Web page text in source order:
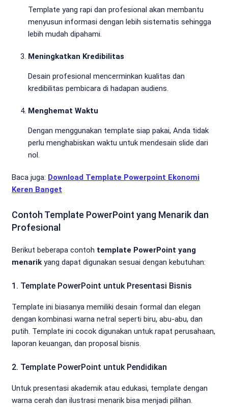
Template yang rapi dan profesional akan membantu
menyusun informasi dengan lebih sistematis sehingga
lebih mudah dipahami.
Meningkatkan Kredibilitas
Desain profesional mencerminkan kualitas dan
kredibilitas pembicara di hadapan audiens.
Menghemat Waktu
Dengan menggunakan template siap pakai, Anda tidak
perlu menghabiskan waktu untuk mendesain slide dari
nol.
Baca juga: Download Template Powerpoint Ekonomi
Keren Banget
Contoh Template PowerPoint yang Menarik dan
Profesional
Berikut beberapa contoh template PowerPoint yang
menarik yang dapat digunakan sesuai dengan kebutuhan:
1. Template PowerPoint untuk Presentasi Bisnis
Template ini biasanya memiliki desain formal dan elegan
dengan kombinasi warna netral seperti biru, abu-abu, dan
putih. Template ini cocok digunakan untuk rapat perusahaan,
laporan keuangan, dan proposal bisnis.
2. Template PowerPoint untuk Pendidikan
Untuk presentasi akademik atau edukasi, template dengan
warna cerah dan ilustrasi menarik bisa menjadi pilihan.